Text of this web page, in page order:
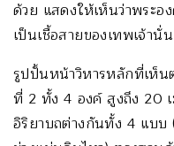
ด้วย แสดงให้เห็นว่าพระอ
เป็นเชื้อสายของเทพเจ้านั่น
รูปปั้นหน้าวิหารหลักที่เห็น
ที่ 2 ทั้ง 4 องค์ สูงถึง 20
อิริยาบถต่างกันทั้ง 4 แบบ